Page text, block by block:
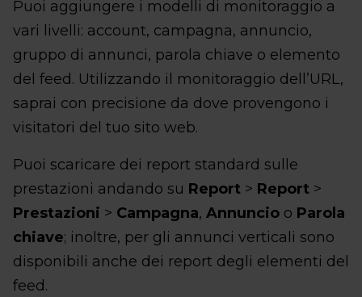
Puoi aggiungere i modelli di monitoraggio a
vari livelli: account, campagna, annuncio,
gruppo di annunci, parola chiave o elemento
del feed. Utilizzando il monitoraggio dell’URL,
saprai con precisione da dove provengono i
visitatori del tuo sito web.
Puoi scaricare dei report standard sulle
prestazioni andando su Report > Report >
Prestazioni > Campagna, Annuncio o Parola
chiave; inoltre, per gli annunci verticali sono
disponibili anche dei report degli elementi del
feed.